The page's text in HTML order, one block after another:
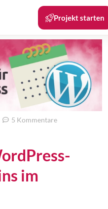
Projekt starten
5 Kommentare
im